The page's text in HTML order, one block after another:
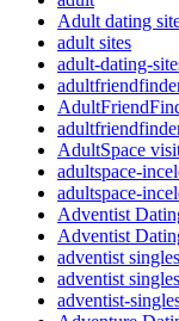
Adult dating
adult sites
adult-dating-
AdultSpace
adultspace-
adultspace-
Adventist
Adventist
adventist
adventist
adventist-